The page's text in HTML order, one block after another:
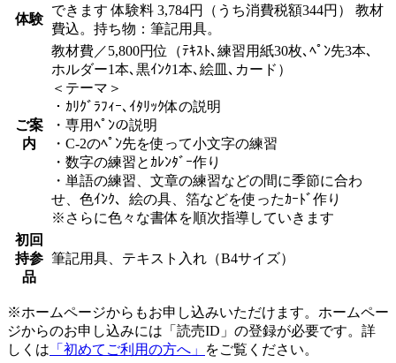
体験
できます体験料 3,784円（うち消費税額344円） 教材
費込。持ち物：筆記用具。
ご案
内
教材費／5,800円位（ﾃｷｽﾄ､練習用紙30枚､ﾍﾟﾝ先3本､
ホルダー1本､黒ｲﾝｸ1本､絵皿､カード）
＜テーマ＞
・ｶﾘｸﾞﾗﾌｨｰ､ｲﾀﾘｯｸ体の説明
・専用ﾍﾟﾝの説明
・C-2のﾍﾟﾝ先を使って小文字の練習
・数字の練習とｶﾚﾝﾀﾞｰ作り
・単語の練習、文章の練習などの間に季節に合わ
せ、色ｲﾝｸ、絵の具、箔などを使ったｶｰﾄﾞ作り
※さらに色々な書体を順次指導していきます
初回
持参
品
筆記用具、テキスト入れ（B4サイズ）
※ホームページからもお申し込みいただけます。ホームペー
ジからのお申し込みには「読売ID」の登録が必要です。詳
しくは 「初めてご利用の方へ」 をご覧ください。